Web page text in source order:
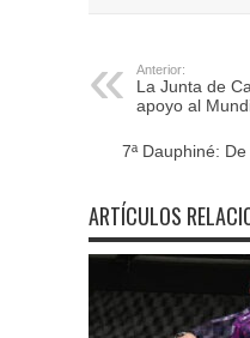
Anterior:
La Junta de
apoyo al
7ª Dauphiné:
ARTÍCULOS